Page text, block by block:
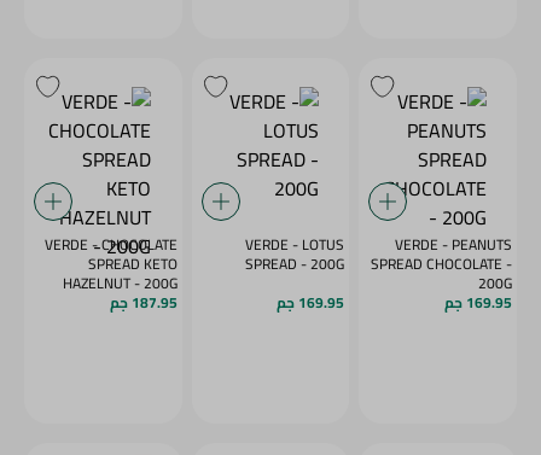
VERDE - PEANUTS
SPREAD CHOCOLATE -
200G
169.95 جم
VERDE - LOTUS
SPREAD - 200G
169.95 جم
VERDE - CHOCOLATE
SPREAD KETO
HAZELNUT - 200G
187.95 جم